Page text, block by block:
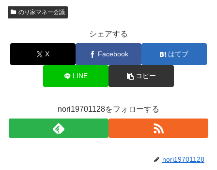
のり家マネー会議
シェアする
X Facebook はてブ
LINE コピー
nori19701128をフォローする
nori19701128